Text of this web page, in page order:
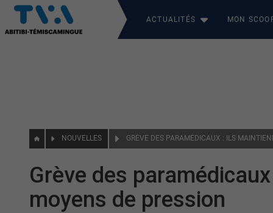
ACTUALITÉS MON
NOUVELLES
Grève des
moyens de pression